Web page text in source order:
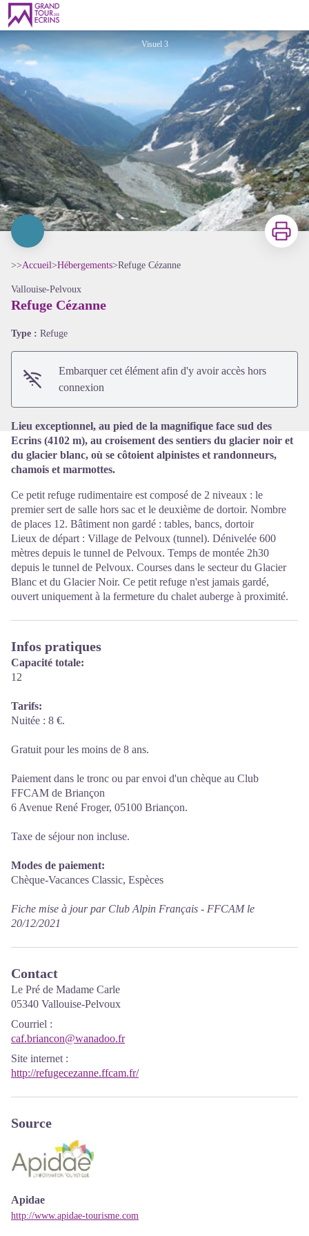
Refuge Cézanne
Visuel 3
Imprimer
>>Accueil>Hébergements>Refuge Cézanne
Vallouise-Pelvoux
Refuge Cézanne
Type : Refuge
Embarquer cet élément afin d'y avoir accès hors
connexion
Lieu exceptionnel, au pied de la magnifique face sud des
Ecrins (4102 m), au croisement des sentiers du glacier noir et
du glacier blanc, où se côtoient alpinistes et randonneurs,
chamois et marmottes.
Ce petit refuge rudimentaire est composé de 2 niveaux : le
premier sert de salle hors sac et le deuxième de dortoir. Nombre
de places 12. Bâtiment non gardé : tables, bancs, dortoir
Lieux de départ : Village de Pelvoux (tunnel). Dénivelée 600
mètres depuis le tunnel de Pelvoux. Temps de montée 2h30
depuis le tunnel de Pelvoux. Courses dans le secteur du Glacier
Blanc et du Glacier Noir. Ce petit refuge n'est jamais gardé,
ouvert uniquement à la fermeture du chalet auberge à proximité.
Infos pratiques
Capacité totale:
12
Tarifs:
Nuitée : 8 €.
Gratuit pour les moins de 8 ans.
Paiement dans le tronc ou par envoi d'un chèque au Club
FFCAM de Briançon
6 Avenue René Froger, 05100 Briançon.
Taxe de séjour non incluse.
Modes de paiement:
Chèque-Vacances Classic, Espèces
Fiche mise à jour par Club Alpin Français - FFCAM le
20/12/2021
Contact
Le Pré de Madame Carle
05340 Vallouise-Pelvoux
Courriel :
caf.briancon@wanadoo.fr
Site internet :
http://refugecezanne.ffcam.fr/
Source
Apidae
http://www.apidae-tourisme.com